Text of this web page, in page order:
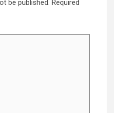
be published. Required